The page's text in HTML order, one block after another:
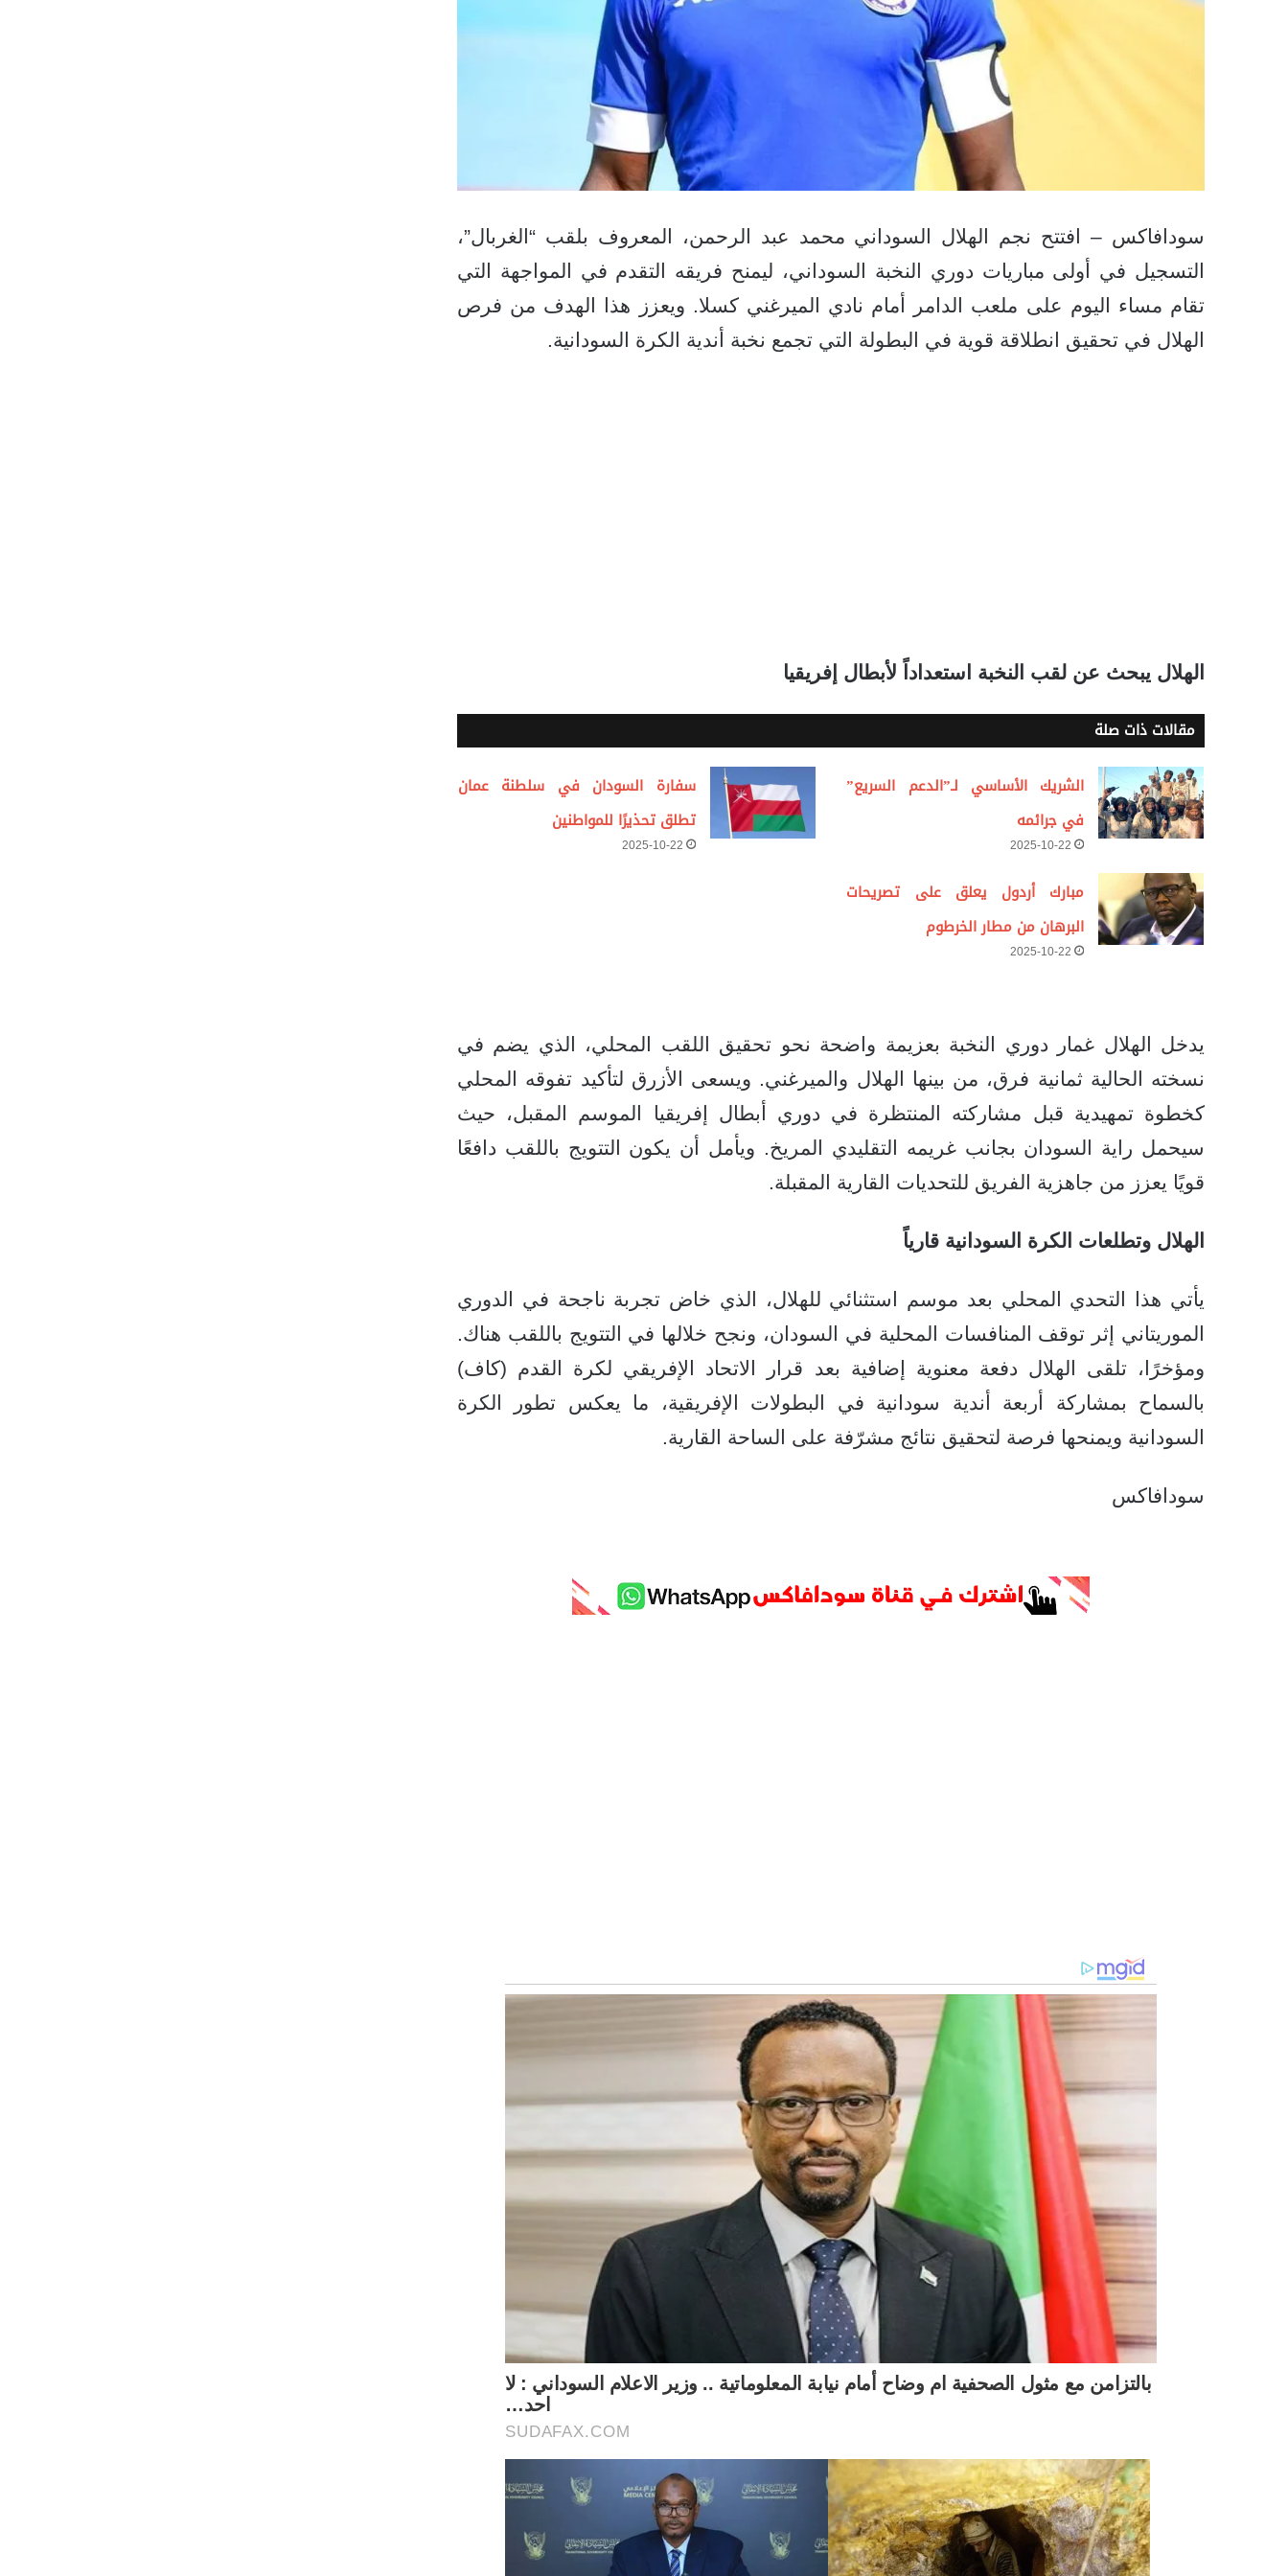
سودافاكس – افتتح نجم الهلال السوداني محمد عبد الرحمن، المعروف بلقب “الغربال”،
التسجيل في أولى مباريات دوري النخبة السوداني، ليمنح فريقه التقدم في المواجهة التي
تقام مساء اليوم على ملعب الدامر أمام نادي الميرغني كسلا. ويعزز هذا الهدف من فرص
الهلال في تحقيق انطلاقة قوية في البطولة التي تجمع نخبة أندية الكرة السودانية.
الهلال يبحث عن لقب النخبة استعداداً لأبطال إفريقيا
مقالات ذات صلة
الشريك الأساسي لـ”الدعم السريع”
في جرائمه
2025-10-22
سفارة السودان في سلطنة عمان
تطلق تحذيرًا للمواطنين
2025-10-22
مبارك أردول يعلق على تصريحات
البرهان من مطار الخرطوم
2025-10-22
يدخل الهلال غمار دوري النخبة بعزيمة واضحة نحو تحقيق اللقب المحلي، الذي يضم في
نسخته الحالية ثمانية فرق، من بينها الهلال والميرغني. ويسعى الأزرق لتأكيد تفوقه المحلي
كخطوة تمهيدية قبل مشاركته المنتظرة في دوري أبطال إفريقيا الموسم المقبل، حيث
سيحمل راية السودان بجانب غريمه التقليدي المريخ. ويأمل أن يكون التتويج باللقب دافعًا
قويًا يعزز من جاهزية الفريق للتحديات القارية المقبلة.
الهلال وتطلعات الكرة السودانية قارياً
يأتي هذا التحدي المحلي بعد موسم استثنائي للهلال، الذي خاض تجربة ناجحة في الدوري
الموريتاني إثر توقف المنافسات المحلية في السودان، ونجح خلالها في التتويج باللقب هناك.
ومؤخرًا، تلقى الهلال دفعة معنوية إضافية بعد قرار الاتحاد الإفريقي لكرة القدم (كاف)
بالسماح بمشاركة أربعة أندية سودانية في البطولات الإفريقية، ما يعكس تطور الكرة
السودانية ويمنحها فرصة لتحقيق نتائج مشرّفة على الساحة القارية.
سودافاكس